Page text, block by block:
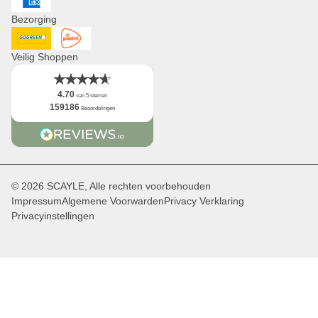
Logo
Feiten
American Express
Bezorging
DHL GoGreenPost NL
Veilig Shoppen
4.70 van 5 sterren
159186 Beoordelingen
© 2026 SCAYLE, Alle rechten voorbehouden
ImpressumAlgemene VoorwardenPrivacy Verklaring
Privacyinstellingen